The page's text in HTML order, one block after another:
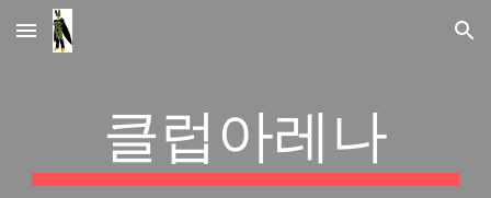
Skip to main content Skip to navigation
클럽아레나